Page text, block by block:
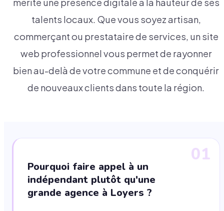
mérite une présence digitale à la hauteur de ses
talents locaux. Que vous soyez artisan,
commerçant ou prestataire de services, un site
web professionnel vous permet de rayonner
bien au-delà de votre commune et de conquérir
de nouveaux clients dans toute la région.
01
Pourquoi faire appel à un
indépendant plutôt qu'une
grande agence à Loyers ?